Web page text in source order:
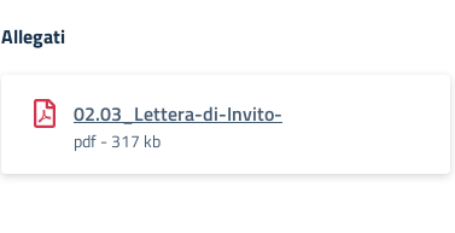
Allegati
02.03_Lettera-di-Invito-
pdf - 317 kb